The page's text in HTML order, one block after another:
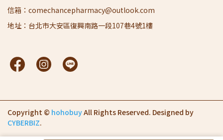
信箱：comechancepharmacy@outlook.com
地址：台北市大安區復興南路一段107巷4號1樓
Copyright © hohobuyAll Rights Reserved. Designed by
CYBERBIZ.